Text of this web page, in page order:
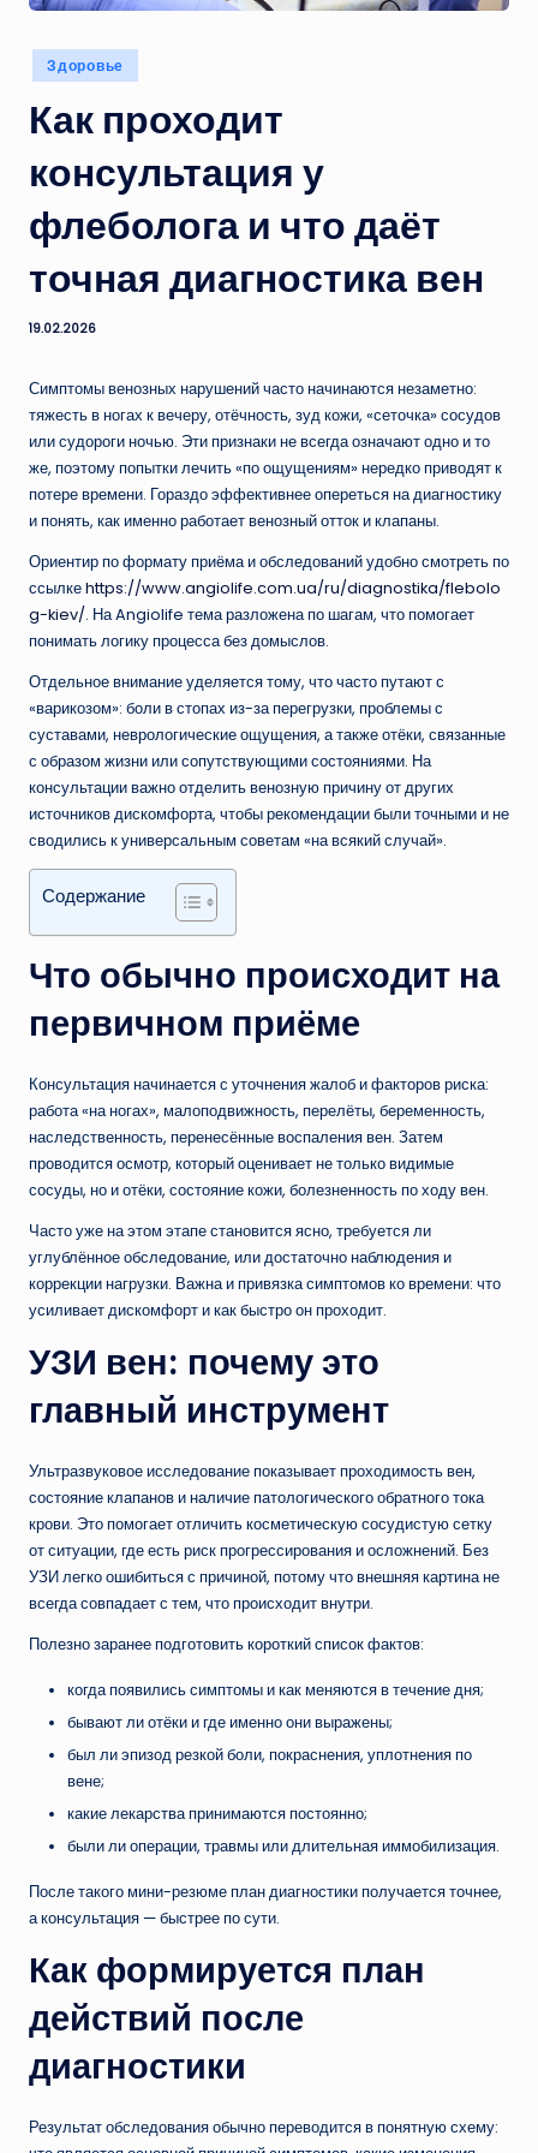
Опубликовано
в
Здоровье
Как проходит
консультация у
флеболога и что даёт
точная диагностика вен
19.02.2026
Симптомы венозных нарушений часто начинаются незаметно:
тяжесть в ногах к вечеру, отёчность, зуд кожи, «сеточка» сосудов
или судороги ночью. Эти признаки не всегда означают одно и то
же, поэтому попытки лечить «по ощущениям» нередко приводят к
потере времени. Гораздо эффективнее опереться на диагностику
и понять, как именно работает венозный отток и клапаны.
Ориентир по формату приёма и обследований удобно смотреть по
ссылкеhttps://www.angiolife.com.ua/ru/diagnostika/flebolo
g-kiev/. На Angiolife тема разложена по шагам, что помогает
понимать логику процесса без домыслов.
Отдельное внимание уделяется тому, что часто путают с
«варикозом»: боли в стопах из-за перегрузки, проблемы с
суставами, неврологические ощущения, а также отёки, связанные
с образом жизни или сопутствующими состояниями. На
консультации важно отделить венозную причину от других
источников дискомфорта, чтобы рекомендации были точными и не
сводились к универсальным советам «на всякий случай».
Содержание
Что обычно происходит на
первичном приёме
Консультация начинается с уточнения жалоб и факторов риска:
работа «на ногах», малоподвижность, перелёты, беременность,
наследственность, перенесённые воспаления вен. Затем
проводится осмотр, который оценивает не только видимые
сосуды, но и отёки, состояние кожи, болезненность по ходу вен.
Часто уже на этом этапе становится ясно, требуется ли
углублённое обследование, или достаточно наблюдения и
коррекции нагрузки. Важна и привязка симптомов ко времени: что
усиливает дискомфорт и как быстро он проходит.
УЗИ вен: почему это
главный инструмент
Ультразвуковое исследование показывает проходимость вен,
состояние клапанов и наличие патологического обратного тока
крови. Это помогает отличить косметическую сосудистую сетку
от ситуации, где есть риск прогрессирования и осложнений. Без
УЗИ легко ошибиться с причиной, потому что внешняя картина не
всегда совпадает с тем, что происходит внутри.
Полезно заранее подготовить короткий список фактов:
когда появились симптомы и как меняются в течение дня;
бывают ли отёки и где именно они выражены;
был ли эпизод резкой боли, покраснения, уплотнения по
вене;
какие лекарства принимаются постоянно;
были ли операции, травмы или длительная иммобилизация.
После такого мини-резюме план диагностики получается точнее,
а консультация — быстрее по сути.
Как формируется план
действий после
диагностики
Результат обследования обычно переводится в понятную схему: